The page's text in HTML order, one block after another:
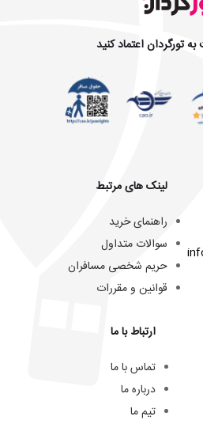
تورگردان اعتماد کنید
لینک های مرتبط
راهنمای خرید
سوالات متداول
حریم شخصی مسافران
قوانین و مقررات
ارتباط با ما
تماس با ما
درباره ما
تیم ما